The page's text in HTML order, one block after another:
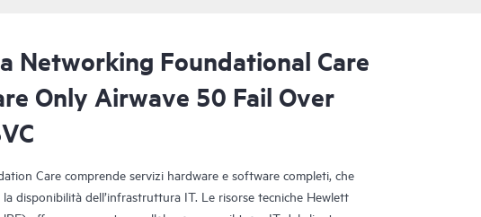
Networking Foundational Care
Only Airwave 50 Fail Over
Care comprende servizi hardware e software completi, che
disponibilità dell’infrastruttura IT. Le risorse tecniche Hewlett